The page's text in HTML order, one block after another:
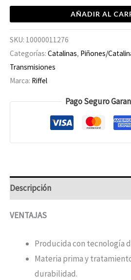
AÑADIR AL
SKU: 10000011276
Categorías: Catalinas, Piñones/
Transmisiones
Marca: Riffel
Pago Seguro
Descripción
VENTAJAS
Producida con tecnología
Materia prima y
durabilidad.